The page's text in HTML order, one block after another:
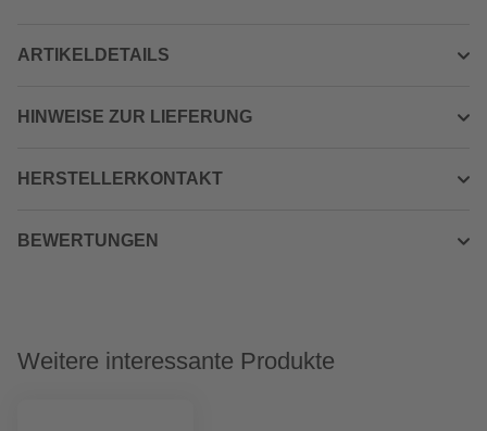
ARTIKELDETAILS
HINWEISE ZUR LIEFERUNG
HERSTELLERKONTAKT
BEWERTUNGEN
Weitere interessante Produkte